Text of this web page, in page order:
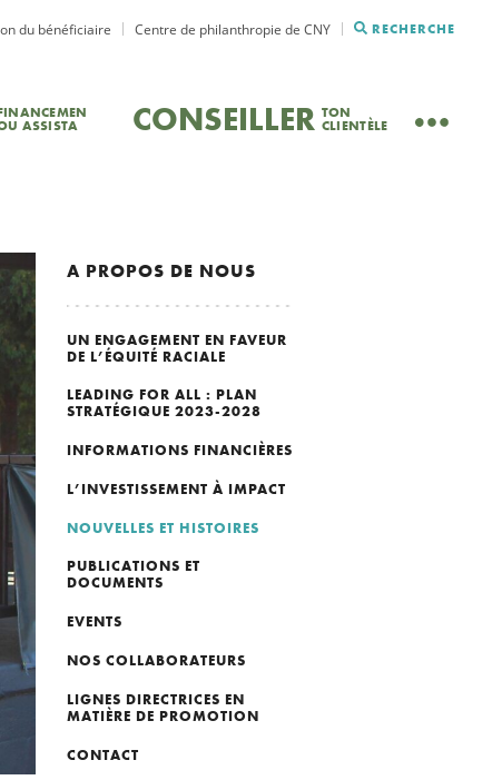
du bénéficiaire Centre de philanthropie de CNY RECHERCHE
ASSISTA CONSEILLER TON
CLIENTÈLE
A PROPOS DE NOUS
UN ENGAGEMENT EN FAVEUR
DE L’ÉQUITÉ RACIALE
LEADING FOR ALL : PLAN
STRATÉGIQUE 2023-2028
INFORMATIONS FINANCIÈRES
L’INVESTISSEMENT À IMPACT
NOUVELLES ET HISTOIRES
PUBLICATIONS ET
DOCUMENTS
EVENTS
NOS COLLABORATEURS
LIGNES DIRECTRICES EN
MATIÈRE DE PROMOTION
CONTACT